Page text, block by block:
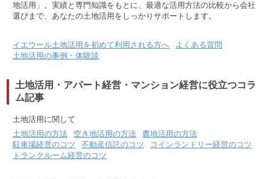
地活用」。実績と専門知識をもとに、最適な活用方法の比較から会社
選びまで、あなたの土地活用をしっかりサポートします。
イエウール土地活用を初めて利用される方へ
よくある質問
土地活用の事例・体験談
土地活用・アパート経営・マンション経営に役立つコラ
ム記事
土地活用に関して
土地活用の方法
空き地活用の方法
農地活用の方法
駐車場経営のコツ
不動産信託のコツ
コインランドリー経営のコツ
トランクルーム経営のコツ